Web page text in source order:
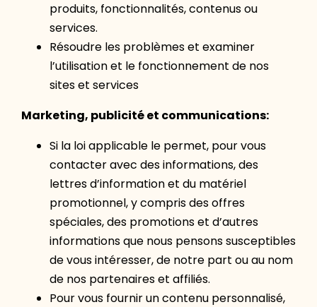
produits, fonctionnalités, contenus ou
services.
Résoudre les problèmes et examiner
l’utilisation et le fonctionnement de nos
sites et services
Marketing, publicité et communications:
Si la loi applicable le permet, pour vous
contacter avec des informations, des
lettres d’information et du matériel
promotionnel, y compris des offres
spéciales, des promotions et d’autres
informations que nous pensons susceptibles
de vous intéresser, de notre part ou au nom
de nos partenaires et affiliés.
Pour vous fournir un contenu personnalisé,